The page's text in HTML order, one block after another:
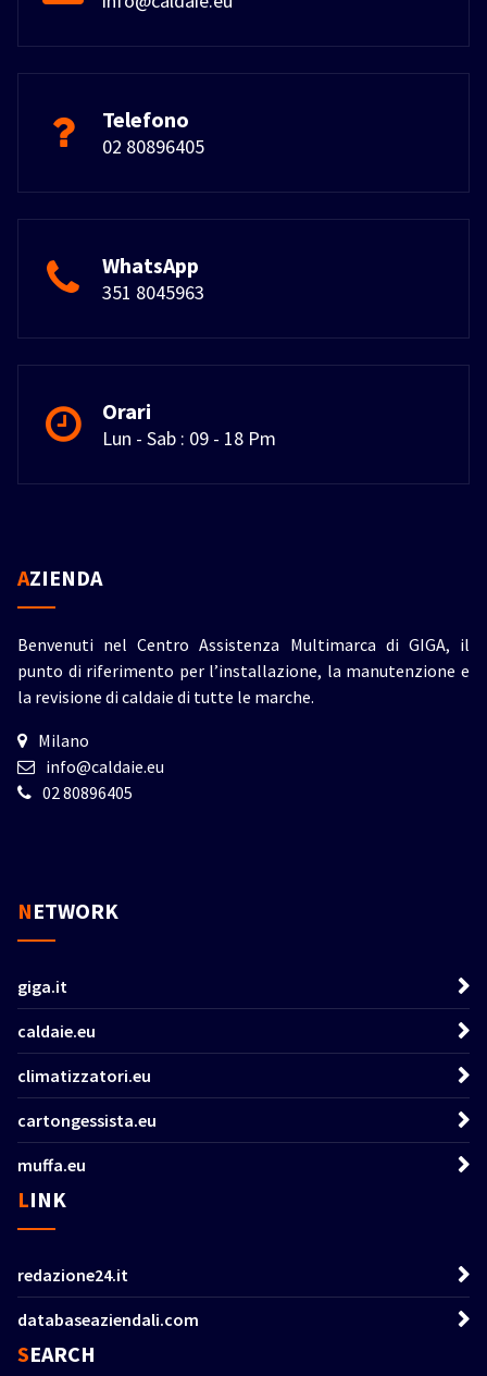
Telefono
02 80896405
WhatsApp
351 8045963
Orari
Lun - Sab : 09 - 18 Pm
AZIENDA
Benvenuti nel Centro Assistenza Multimarca di GIGA, il
punto di riferimento per l’installazione, la manutenzione e
la revisione di caldaie di tutte le marche.
Milano
info@caldaie.eu
02 80896405
NETWORK
giga.it
caldaie.eu
climatizzatori.eu
cartongessista.eu
muffa.eu
LINK
redazione24.it
databaseaziendali.com
SEARCH